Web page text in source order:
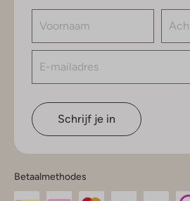
Schrijf je in
Betaalmethodes